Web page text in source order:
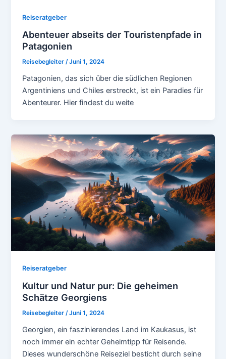
Reiseratgeber
Abenteuer abseits der Touristenpfade in
Patagonien
Reisebegleiter/Juni 1, 2024
Patagonien, das sich über die südlichen Regionen
Argentiniens und Chiles erstreckt, ist ein Paradies für
Abenteurer. Hier findest du weite
Reiseratgeber
Kultur und Natur pur: Die geheimen
Schätze Georgiens
Reisebegleiter/Juni 1, 2024
Georgien, ein faszinierendes Land im Kaukasus, ist
noch immer ein echter Geheimtipp für Reisende.
Dieses wunderschöne Reiseziel besticht durch seine